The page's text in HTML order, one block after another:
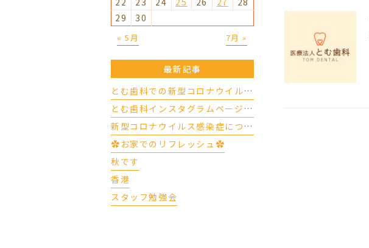
« 5月 7月 »
29
30
最新記事
とむ歯科での新型コロナウイルスの対応について（4/17更新）
とむ歯科インスタグラムページができました
新型コロナウイルス感染症について
✿お家でのリフレッシュ✿
秋です
香港
スタッフ勉強会